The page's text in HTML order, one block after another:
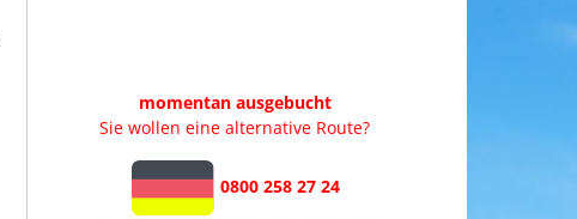
momentan ausgebucht
Sie wollen eine alternative Route?
0800 258 27 24